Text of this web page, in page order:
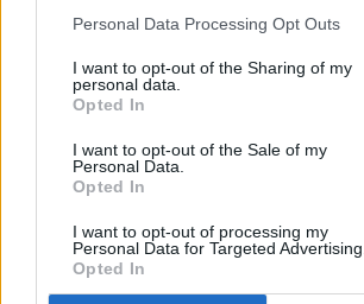
Personal Data Processing Opt Outs
I want to opt-out of the Sharing of my
personal data.
Opted In
I want to opt-out of the Sale of my
Personal Data.
Opted In
I want to opt-out of processing my
Personal Data for Targeted Advertising.
Opted In
Sediul Detașamentului de Jandarmi
Fălticeni intră în reabilitare capitală.